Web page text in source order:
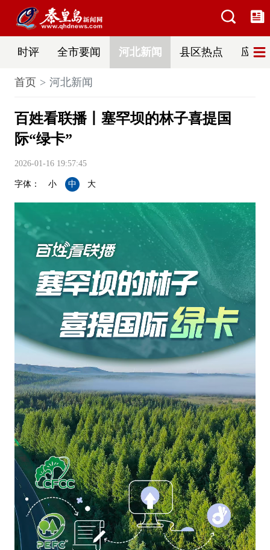
时评 全市要闻 河北新闻 县区热点 应急
首页 河北新闻
百姓看联播丨塞罕坝的林子喜提国
际“绿卡”
2026-01-16 19:57:45
字体： 小 中 大